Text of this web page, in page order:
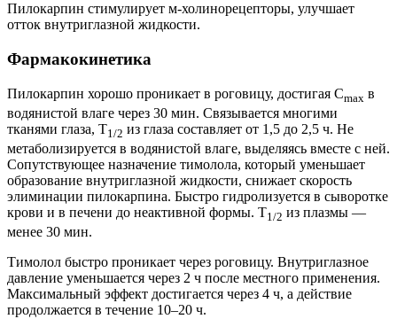
Пилокарпин стимулирует м-холинорецепторы, улучшает
отток внутриглазной жидкости.
Фармакокинетика
Пилокарпин хорошо проникает в роговицу, достигая Cmax в
водянистой влаге через 30 мин. Связывается многими
тканями глаза, T1/2 из глаза составляет от 1,5 до 2,5 ч. Не
метаболизируется в водянистой влаге, выделяясь вместе с ней.
Сопутствующее назначение тимолола, который уменьшает
образование внутриглазной жидкости, снижает скорость
элиминации пилокарпина. Быстро гидролизуется в сыворотке
крови и в печени до неактивной формы. Т1/2 из плазмы —
менее 30 мин.
Тимолол быстро проникает через роговицу. Внутриглазное
давление уменьшается через 2 ч после местного применения.
Максимальный эффект достигается через 4 ч, а действие
продолжается в течение 10–20 ч.